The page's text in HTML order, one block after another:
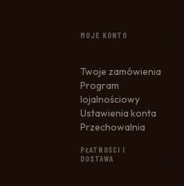
LINKI W STOPCE
MOJE KONTO
Twoje zamówienia
Program
lojalnościowy
Ustawienia konta
Przechowalnia
PŁATNOŚCI I
DOSTAWA